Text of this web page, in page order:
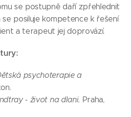
se postupně daří zpřehlednit
posiluje kompetence k řešení
a terapeut jej doprovází.
psychoterapie a
- život na dlani. Praha,